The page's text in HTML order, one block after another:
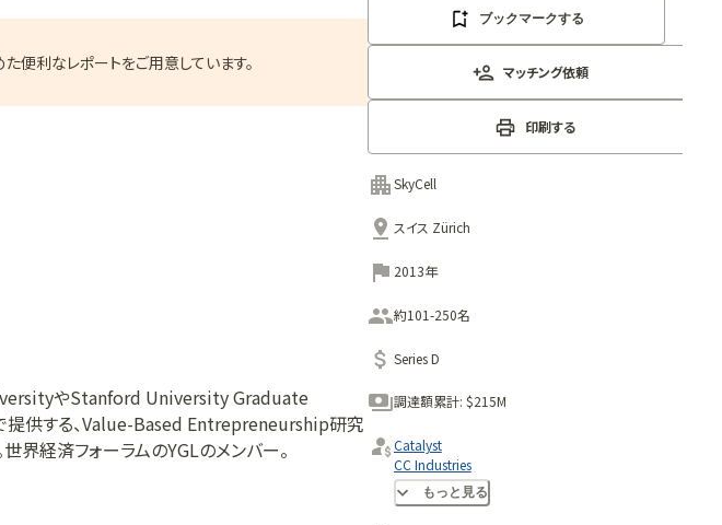
便利なレポートをご用意しています。
やStanford University Graduate
供する、Value-Based Entrepreneurship研究
界経済フォーラムのYGLのメンバー。
ブックマークする
マッチング依頼
印刷する
SkyCell
スイス Zürich
2013年
約101-250名
Series D
調達額累計: $215M
Catalyst
CC Industries
Tybourne Capital Management
もっと見る